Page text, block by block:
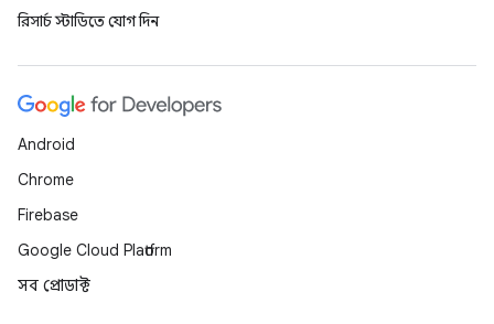
রিসার্চ স্টাডিতে যোগ দিন
Android
Chrome
Firebase
Google Cloud Platform
সব প্রোডাক্ট